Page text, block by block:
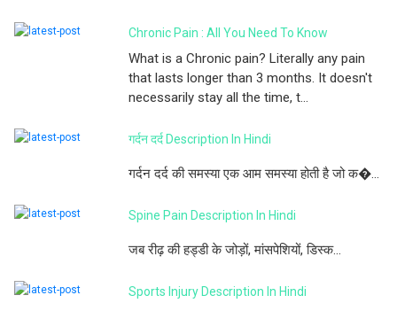
Chronic Pain : All You Need To Know
What is a Chronic pain? Literally any pain
that lasts longer than 3 months. It doesn't
necessarily stay all the time, t...
गर्दन दर्द Description In Hindi
गर्दन दर्द की समस्या एक आम समस्या होती है जो क�...
Spine Pain Description In Hindi
जब रीढ़ की हड्डी के जोड़ों, मांसपेशियों, डिस्क...
Sports Injury Description In Hindi